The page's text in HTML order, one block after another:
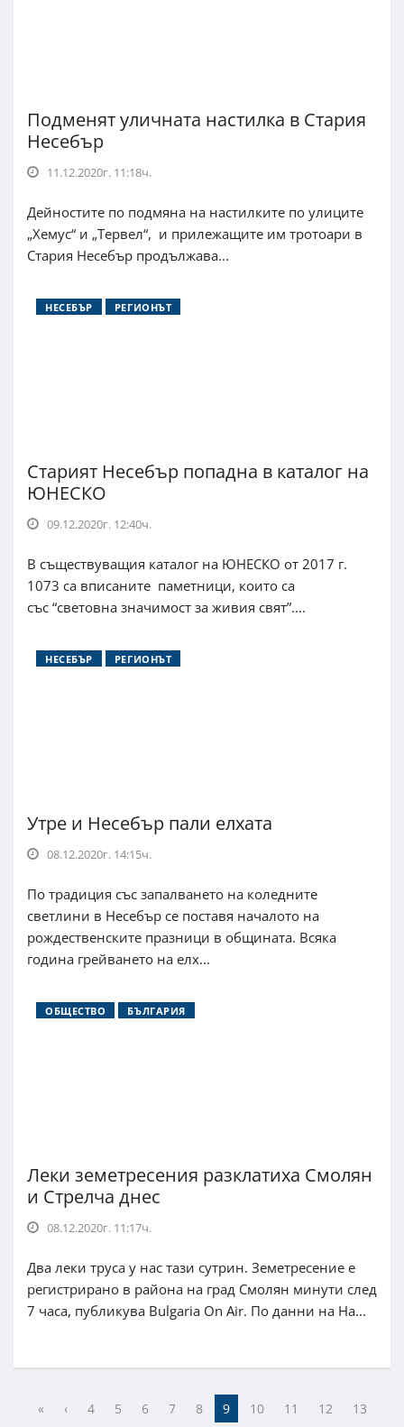
Подменят уличната настилка в Стария
Несебър
11.12.2020г. 11:18ч.
Дейностите по подмяна на настилките по улиците
„Хемус“ и „Тервел“, и прилежащите им тротоари в
Стария Несебър продължава...
НЕСЕБЪР РЕГИОНЪТ
Старият Несебър попадна в каталог на
ЮНЕСКО
09.12.2020г. 12:40ч.
В съществуващия каталог на ЮНЕСКО от 2017 г.
1073 са вписаните паметници, които са
със “световна значимост за живия свят”....
НЕСЕБЪР РЕГИОНЪТ
Утре и Несебър пали елхата
08.12.2020г. 14:15ч.
По традиция със запалването на коледните
светлини в Несебър се поставя началото на
рождественските празници в общината. Всяка
година грейването на елх...
ОБЩЕСТВО БЪЛГАРИЯ
Леки земетресения разклатиха Смолян
и Стрелча днес
08.12.2020г. 11:17ч.
Два леки труса у нас тази сутрин. Земетресение е
регистрирано в района на град Смолян минути след
7 часа, публикува Bulgaria On Air. По данни на На...
« ‹ 4 5 6 7 8 9 10 11 12
13